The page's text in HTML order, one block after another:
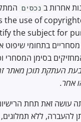
אחרות ב נכסים
the use of
מסחריים בתחומי
בסימן
העתקת תוכן מאתר
אחר.
להעברה, ללא